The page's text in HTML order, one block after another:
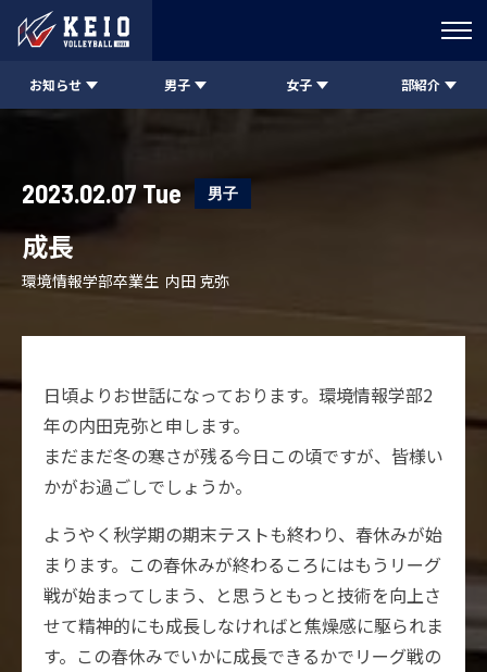
お知らせ 男子 女子 部紹介
2023.02.07 Tue 男子
成長
環境情報学部卒業生 内田 克弥
日頃よりお世話になっております。環境情報学部2
年の内田克弥と申します。
まだまだ冬の寒さが残る今日この頃ですが、皆様い
かがお過ごしでしょうか。
ようやく秋学期の期末テストも終わり、春休みが始
まります。この春休みが終わるころにはもうリーグ
戦が始まってしまう、と思うともっと技術を向上さ
せて精神的にも成長しなければと焦燥感に駆られま
す。この春休みでいかに成長できるかでリーグ戦の